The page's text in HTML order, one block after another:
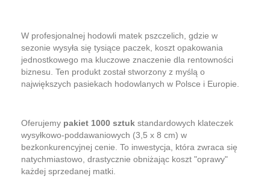
W profesjonalnej hodowli matek pszczelich, gdzie w
sezonie wysyła się tysiące paczek, koszt opakowania
jednostkowego ma kluczowe znaczenie dla rentowności
biznesu. Ten produkt został stworzony z myślą o
największych pasiekach hodowlanych w Polsce i Europie.
Oferujemy pakiet 1000 sztuk standardowych klateczek
wysyłkowo-poddawaniowych (3,5 x 8 cm) w
bezkonkurencyjnej cenie. To inwestycja, która zwraca się
natychmiastowo, drastycznie obniżając koszt "oprawy"
każdej sprzedanej matki.